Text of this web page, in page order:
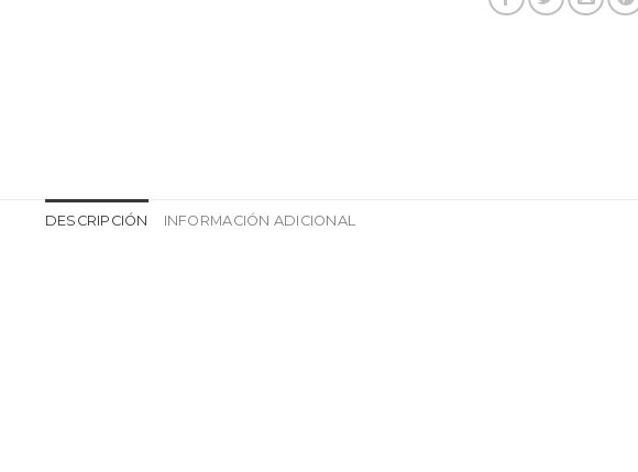
DESCRIPCIÓN INFORMACIÓN ADICIONAL